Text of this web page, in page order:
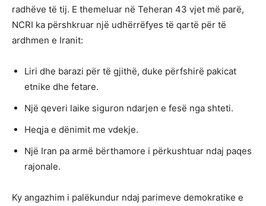
radhëve të tij. E themeluar në Teheran 43 vjet më parë,
NCRI ka përshkruar një udhërrëfyes të qartë për të
ardhmen e Iranit:
Liri dhe barazi për të gjithë, duke përfshirë pakicat
etnike dhe fetare.
Një qeveri laike siguron ndarjen e fesë nga shteti.
Heqja e dënimit me vdekje.
Një Iran pa armë bërthamore i përkushtuar ndaj paqes
rajonale.
Ky angazhim i palëkundur ndaj parimeve demokratike e